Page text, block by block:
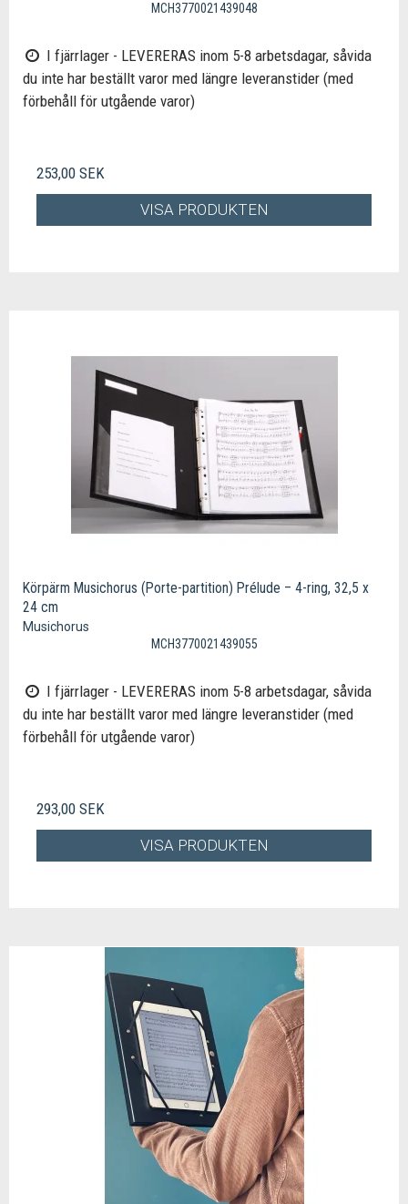
MCH3770021439048
I fjärrlager - LEVERERAS inom 5-8 arbetsdagar, såvida
du inte har beställt varor med längre leveranstider (med
förbehåll för utgående varor)
253,00 SEK
VISA PRODUKTEN
Körpärm Musichorus (Porte-partition) Prélude – 4-ring, 32,5 x
24 cm
Musichorus
MCH3770021439055
I fjärrlager - LEVERERAS inom 5-8 arbetsdagar, såvida
du inte har beställt varor med längre leveranstider (med
förbehåll för utgående varor)
293,00 SEK
VISA PRODUKTEN